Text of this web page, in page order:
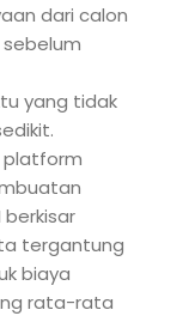
dari calon
yang tidak
platform
berkisar
tergantung
biaya
rata-rata